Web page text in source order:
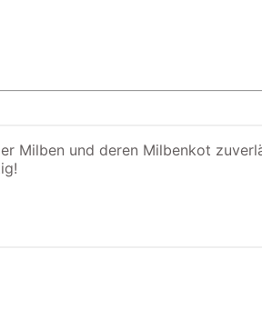
Milben und deren Milbenkot